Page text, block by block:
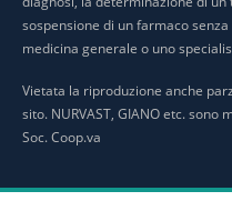
sospensione di un farmaco
medicina generale o uno
Vietata la riproduzione anche
sito. NURVAST, GIANO etc.
Soc. Coop.va